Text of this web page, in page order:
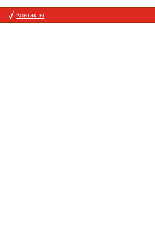
Контакты